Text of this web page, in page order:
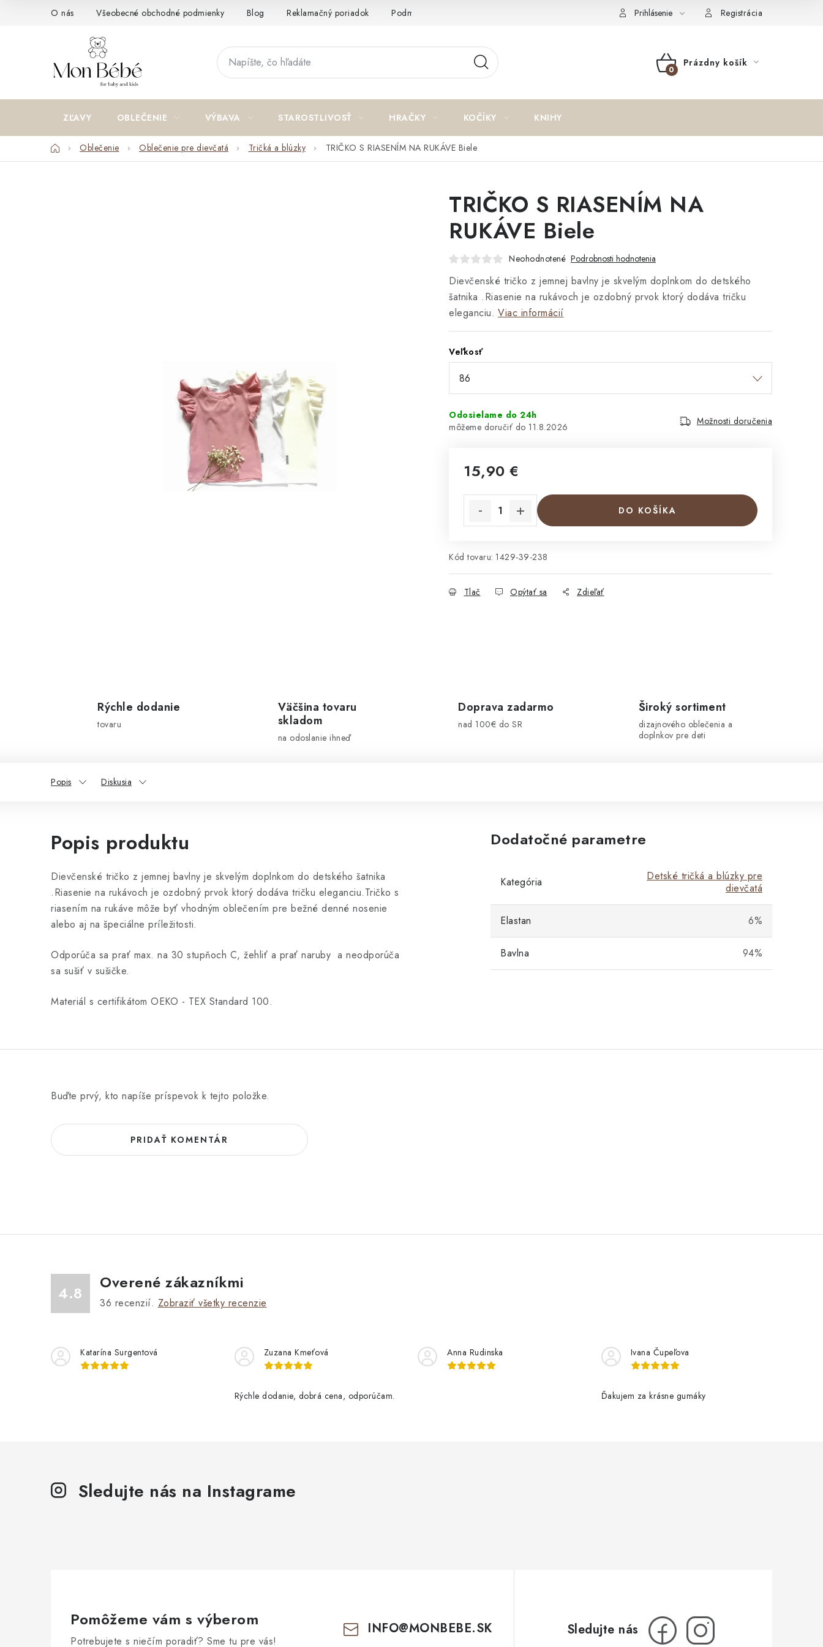
O nás Všeobecné obchodné podmienky Blog Reklamačný poriadok Podmienky ochrany osobných údajov a poučenie o cookies Formulár na odstúpenie od zmluvy
Prihlásenie Registrácia
NÁKUPNÝ
Prázdny košík
ZĽAVY OBLEČENIE VÝBAVA STAROSTLIVOSŤ HRAČKY KOČÍKY KNIHY
DomovOblečenie Oblečenie pre dievčatá Tričká a blúzky TRIČKO S RIASENÍM NA RUKÁVE Biele
TRIČKO S RIASENÍM NA
RUKÁVE Biele
Neohodnotené Podrobnosti hodnotenia
Dievčenské tričko z jemnej bavlny je skvelým doplnkom do detského
šatnika .Riasenie na rukávoch je ozdobný prvok ktorý dodáva tričku
eleganciu. Viac informácií
Veľkosť
Odosielame do 24h
11.8.2026
Možnosti doručenia
15,90 €
DO KOŠÍKA
Kód tovaru: 1429-39-238
Tlač Opýtať sa Zdieľať
Rýchle dodanie
tovaru
Väčšina tovaru
skladom
na odoslanie ihneď
Doprava zadarmo
nad 100€ do SR
Široký sortiment
dizajnového oblečenia a
doplnkov pre deti
Popis Diskusia
Popis produktu
Dievčenské tričko z jemnej bavlny je skvelým doplnkom do detského šatnika
.Riasenie na rukávoch je ozdobný prvok ktorý dodáva tričku eleganciu.Tričko s
riasením na rukáve môže byť vhodným oblečením pre bežné denné nosenie
alebo aj na špeciálne príležitosti.
Odporúča sa prať max. na 30 stupňoch C, žehliť a prať naruby a neodporúča
sa sušiť v sušičke.
Materiál s certifikátom OEKO - TEX Standard 100.
Dodatočné parametre
Kategória
Detské tričká a blúzky pre
dievčatá
Elastan 6%
Bavlna 94%
Buďte prvý, kto napíše príspevok k tejto položke.
PRIDAŤ KOMENTÁR
4.8
Overené zákazníkmi
36 recenzií. Zobraziť všetky recenzie
Katarína Surgentová Zuzana Kmeťová
Rýchle dodanie, dobrá cena, odporúčam.
Anna Rudinska Ivana Čupeľova
Ďakujem za krásne gumáky
Sledujte nás na Instagrame
Pomôžeme vám s výberom
Potrebujete s niečím poradiť? Sme tu pre vás!
INFO@MONBEBE.SK